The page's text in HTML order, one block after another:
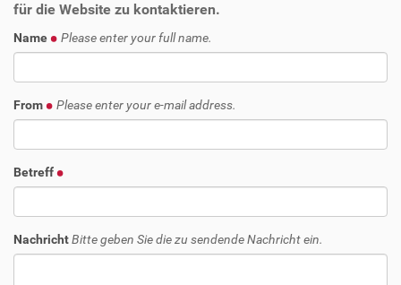
für die Website zu kontaktieren.
Name Please enter your full name.
From Please enter your e-mail address.
Betreff
NachrichtBitte geben Sie die zu sendende Nachricht ein.